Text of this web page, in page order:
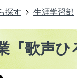
探す 生涯学習部
『歌声ひ